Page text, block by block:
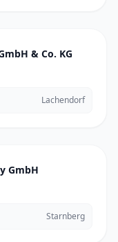
& Co. KG
Lachendorf
GmbH
Starnberg